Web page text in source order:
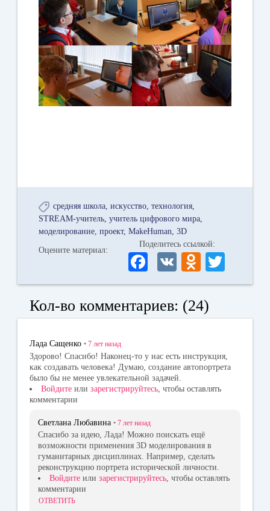
средняя школа искусство технология
STREAM-учитель учитель цифрового мира
моделирование проект MakeHuman 3D
Оцените материал:
Поделитесь ссылкой:
Fa
ce
bo
ok
V
K
O
dn
ok
la
ni
ki
wi
r
Кол-во комментариев: (24)
Лада Сащенко • 7 лет назад
Здорово! Спасибо! Наконец-то у нас есть инструкция,
как создавать человека! Думаю, создание автопортрета
было бы не менее увлекательной задачей.
Войдите или зарегистрируйтесь , чтобы оставлять
комментарии
Светлана Любавина • 7 лет назад
Спасибо за идею, Лада! Можно поискать ещё
возможности применения 3D моделирования в
гуманитарных дисциплинах. Например, сделать
реконструкцию портрета исторической личности.
Войдите или зарегистрируйтесь, чтобы оставлять
комментарии
ОТВЕТИТЬ